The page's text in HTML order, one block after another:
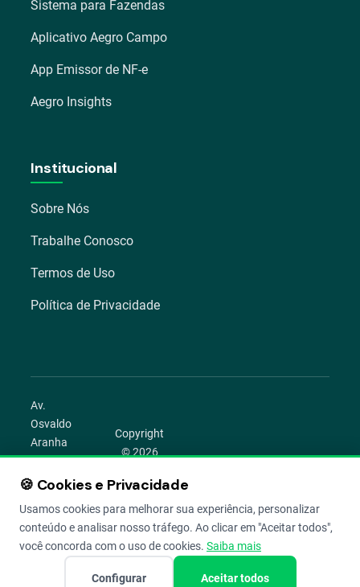
Sistema para Fazendas
Aplicativo Aegro Campo
App Emissor de NF-e
Aegro Insights
Institucional
Sobre Nós
Trabalhe Conosco
Termos de Uso
Política de Privacidade
Av.
Osvaldo
Aranha
1022 –
Bom
Porto
Alegre –
RS
Copyright
© 2026
Todos os
direitos
reservados.
🍪 Cookies e Privacidade
Usamos cookies para melhorar sua experiência, personalizar
conteúdo e analisar nosso tráfego. Ao clicar em "Aceitar todos",
você concorda com o uso de cookies. Saiba mais
Configurar Aceitar todos